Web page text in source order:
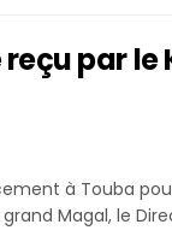
reçu par le
à Touba
Magal, le